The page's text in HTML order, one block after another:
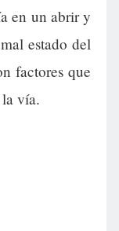
en un abrir y
estado del
factores que
vía.